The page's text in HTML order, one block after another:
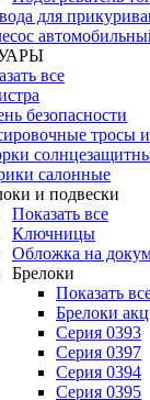
для
все
безопасности
тросы
салонные
и подвески
Показать все
Ключницы
Обложка на
Брелоки
Показать
Брелоки
Серия 0393
Серия 0397
Серия 0394
Серия 0395